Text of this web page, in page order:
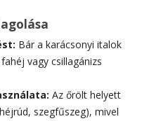
Bár a karácsonyi italok
vagy csillagánizs
Az őrölt helyett
szegfűszeg), mivel